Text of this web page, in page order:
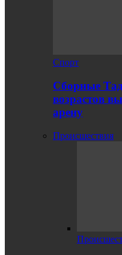
Спорт
Сборные
возрастов
арену
Происшествия